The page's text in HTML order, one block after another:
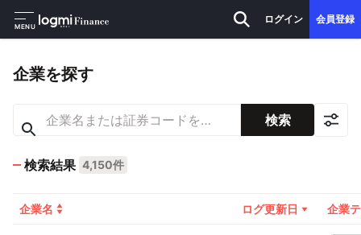
MENU
ログイン 会員登録
企業を探す
検索
検索結果 4,150件
企業名 ログ更新日 企業